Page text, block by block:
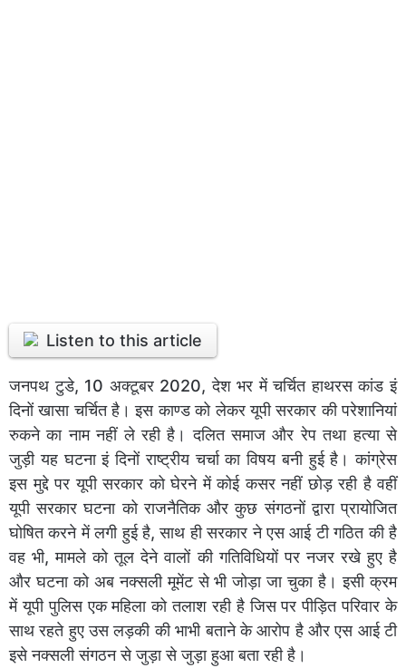
Listen to this article
जनपथ टुडे, 10 अक्टूबर 2020, देश भर में चर्चित हाथरस कांड इं
दिनों खासा चर्चित है। इस काण्ड को लेकर यूपी सरकार की परेशानियां
रुकने का नाम नहीं ले रही है। दलित समाज और रेप तथा हत्या से
जुड़ी यह घटना इं दिनों राष्ट्रीय चर्चा का विषय बनी हुई है। कांग्रेस
इस मुद्दे पर यूपी सरकार को घेरने में कोई कसर नहीं छोड़ रही है वहीं
यूपी सरकार घटना को राजनैतिक और कुछ संगठनों द्वारा प्रायोजित
घोषित करने में लगी हुई है, साथ ही सरकार ने एस आई टी गठित की है
वह भी, मामले को तूल देने वालों की गतिविधियों पर नजर रखे हुए है
और घटना को अब नक्सली मूमेंट से भी जोड़ा जा चुका है। इसी क्रम
में यूपी पुलिस एक महिला को तलाश रही है जिस पर पीड़ित परिवार के
साथ रहते हुए उस लड़की की भाभी बताने के आरोप है और एस आई टी
इसे नक्सली संगठन से जुड़ा से जुड़ा हुआ बता रही है।